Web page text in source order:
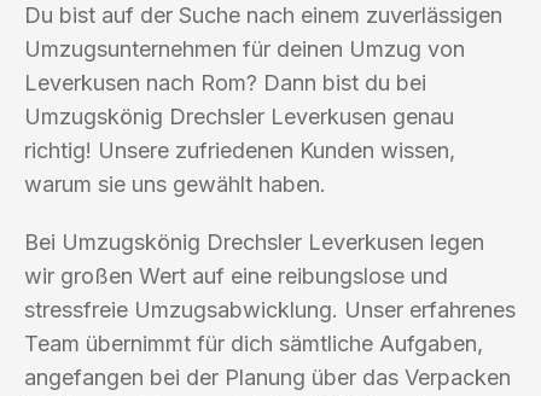
Du bist auf der Suche nach einem zuverlässigen
Umzugsunternehmen für deinen Umzug von
Leverkusen nach Rom? Dann bist du bei
Umzugskönig Drechsler Leverkusen genau
richtig! Unsere zufriedenen Kunden wissen,
warum sie uns gewählt haben.
Bei Umzugskönig Drechsler Leverkusen legen
wir großen Wert auf eine reibungslose und
stressfreie Umzugsabwicklung. Unser erfahrenes
Team übernimmt für dich sämtliche Aufgaben,
angefangen bei der Planung über das Verpacken